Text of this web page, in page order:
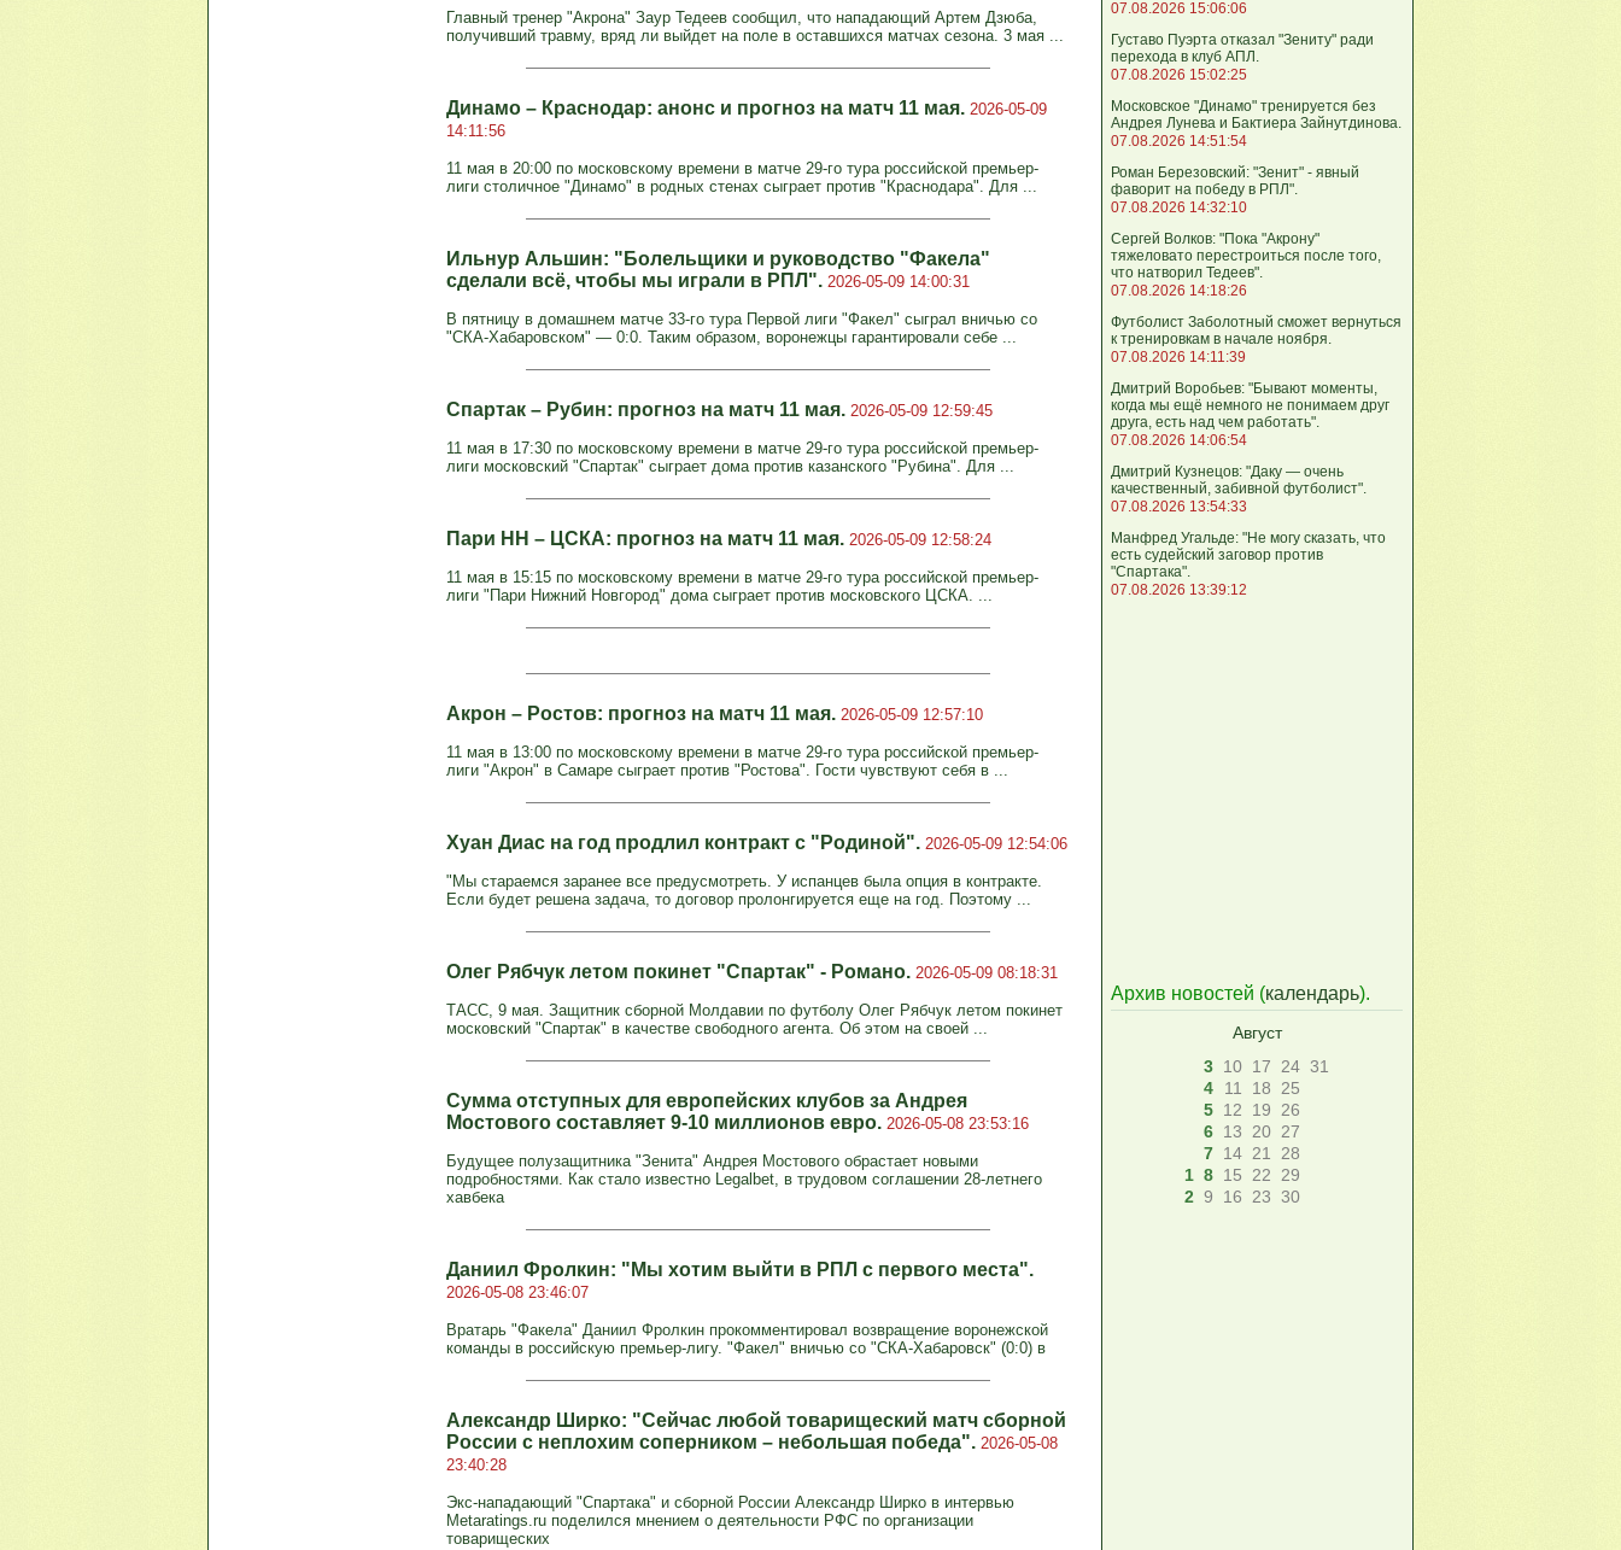
Главный тренер "Акрона" Заур Тедеев сообщил, что нападающий Артем Дзюба,
получивший травму, вряд ли выйдет на поле в оставшихся матчах сезона. 3 мая ...
Динамо – Краснодар: анонс и прогноз на матч 11 мая. 2026-05-09
14:11:56
11 мая в 20:00 по московскому времени в матче 29-го тура российской премьер-
лиги столичное "Динамо" в родных стенах сыграет против "Краснодара". Для ...
Ильнур Альшин: "Болельщики и руководство "Факела"
сделали всё, чтобы мы играли в РПЛ". 2026-05-09 14:00:31
В пятницу в домашнем матче 33-го тура Первой лиги "Факел" сыграл вничью со
"СКА-Хабаровском" — 0:0. Таким образом, воронежцы гарантировали себе ...
Спартак – Рубин: прогноз на матч 11 мая. 2026-05-09 12:59:45
11 мая в 17:30 по московскому времени в матче 29-го тура российской премьер-
лиги московский "Спартак" сыграет дома против казанского "Рубина". Для ...
Пари НН – ЦСКА: прогноз на матч 11 мая. 2026-05-09 12:58:24
11 мая в 15:15 по московскому времени в матче 29-го тура российской премьер-
лиги "Пари Нижний Новгород" дома сыграет против московского ЦСКА. ...
Акрон – Ростов: прогноз на матч 11 мая. 2026-05-09 12:57:10
11 мая в 13:00 по московскому времени в матче 29-го тура российской премьер-
лиги "Акрон" в Самаре сыграет против "Ростова". Гости чувствуют себя в ...
Хуан Диас на год продлил контракт с "Родиной". 2026-05-09 12:54:06
"Мы стараемся заранее все предусмотреть. У испанцев была опция в контракте.
Если будет решена задача, то договор пролонгируется еще на год. Поэтому ...
Олег Рябчук летом покинет "Спартак" - Романо. 2026-05-09 08:18:31
ТАСС, 9 мая. Защитник сборной Молдавии по футболу Олег Рябчук летом покинет
московский "Спартак" в качестве свободного агента. Об этом на своей ...
Сумма отступных для европейских клубов за Андрея
Мостового составляет 9-10 миллионов евро. 2026-05-08 23:53:16
Будущее полузащитника "Зенита" Андрея Мостового обрастает новыми
подробностями. Как стало известно Legalbet, в трудовом соглашении 28-летнего
хавбека
Даниил Фролкин: "Мы хотим выйти в РПЛ с первого места".
2026-05-08 23:46:07
Вратарь "Факела" Даниил Фролкин прокомментировал возвращение воронежской
команды в российскую премьер-лигу. "Факел" вничью со "СКА-Хабаровск" (0:0) в
Александр Ширко: "Сейчас любой товарищеский матч сборной
России с неплохим соперником – небольшая победа". 2026-05-08
23:40:28
Экс-нападающий "Спартака" и сборной России Александр Ширко в интервью
Metaratings.ru поделился мнением о деятельности РФС по организации
товарищеских
07.08.2026 15:06:06
Густаво Пуэрта отказал "Зениту" ради
перехода в клуб АПЛ.
07.08.2026 15:02:25
Московское "Динамо" тренируется без
Андрея Лунева и Бактиера Зайнутдинова.
07.08.2026 14:51:54
Роман Березовский: "Зенит" - явный
фаворит на победу в РПЛ".
07.08.2026 14:32:10
Сергей Волков: "Пока "Акрону"
тяжеловато перестроиться после того,
что натворил Тедеев".
07.08.2026 14:18:26
Футболист Заболотный сможет вернуться
к тренировкам в начале ноября.
07.08.2026 14:11:39
Дмитрий Воробьев: "Бывают моменты,
когда мы ещё немного не понимаем друг
друга, есть над чем работать".
07.08.2026 14:06:54
Дмитрий Кузнецов: "Даку — очень
качественный, забивной футболист".
07.08.2026 13:54:33
Манфред Угальде: "Не могу сказать, что
есть судейский заговор против
"Спартака".
07.08.2026 13:39:12
Архив новостей (календарь).
Август
3 10 17 24 31
4
11 18 25
5 12 19 26
6 13 20 27
7 14 21 28
1 8 15 22 29
2 9 16 23 30